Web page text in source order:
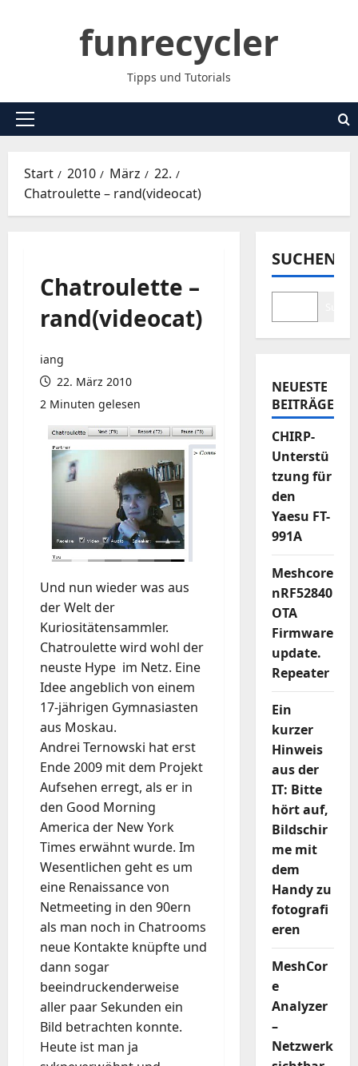
funrecycler
Tipps und Tutorials
Primäres
Start 2010 März
22.
Chatroulette – rand(videocat)
Chatroulette –
rand(videocat)
iang
22. März 2010
2 Minuten gelesen
Und nun wieder was aus
der Welt der
Kuriositätensammler.
Chatroulette wird wohl der
neuste Hype im Netz. Eine
Idee angeblich von einem
17-jährigen Gymnasiasten
aus Moskau.
Andrei Ternowski hat erst
Ende 2009 mit dem Projekt
Aufsehen erregt, als er in
den Good Morning
America der New York
Times erwähnt wurde. Im
Wesentlichen geht es um
eine Renaissance von
Netmeeting in den 90ern
als man noch in Chatrooms
neue Kontakte knüpfte und
dann sogar
beeindruckenderweise
aller paar Sekunden ein
Bild betrachten konnte.
Heute ist man ja
SUCHEN
NEUESTE
BEITRÄGE
CHIRP-
Unterstü
tzung für
den
Yaesu FT-
991A
Meshcore
nRF52840
OTA
Firmware
update.
Repeater
Ein
kurzer
Hinweis
aus der
IT: Bitte
hört auf,
Bildschir
me mit
dem
Handy zu
fotografi
eren
MeshCor
e
Analyzer
–
Netzwerk